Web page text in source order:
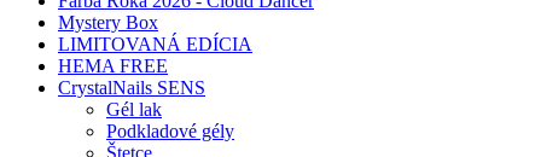
Mystery Box
LIMITOVANÁ EDÍCIA
HEMA FREE
CrystalNails SENS
Gél lak
Podkladové gély
Štetce